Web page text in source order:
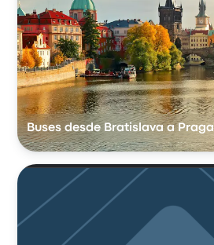
Buses desde Bratislava a Praga